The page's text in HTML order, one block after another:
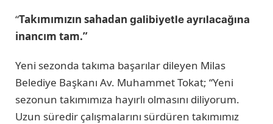
“Takımımızın sahadan galibiyetle ayrılacağına
inancım tam.”
Yeni sezonda takıma başarılar dileyen Milas
Belediye Başkanı Av. Muhammet Tokat; “Yeni
sezonun takımımıza hayırlı olmasını diliyorum.
Uzun süredir çalışmalarını sürdüren takımımız